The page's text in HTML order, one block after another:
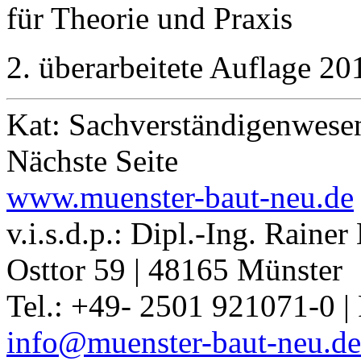
für Theorie und Praxis
2. überarbeitete Auflage
Kat:
Nächste Seite
www.muenster-baut-neu.de
v.i.s.d.p.: Dipl.-Ing. Rainer
Osttor 59 | 48165 Münster
Tel.: +49- 2501 921071-0
info@muenster-baut-neu.de